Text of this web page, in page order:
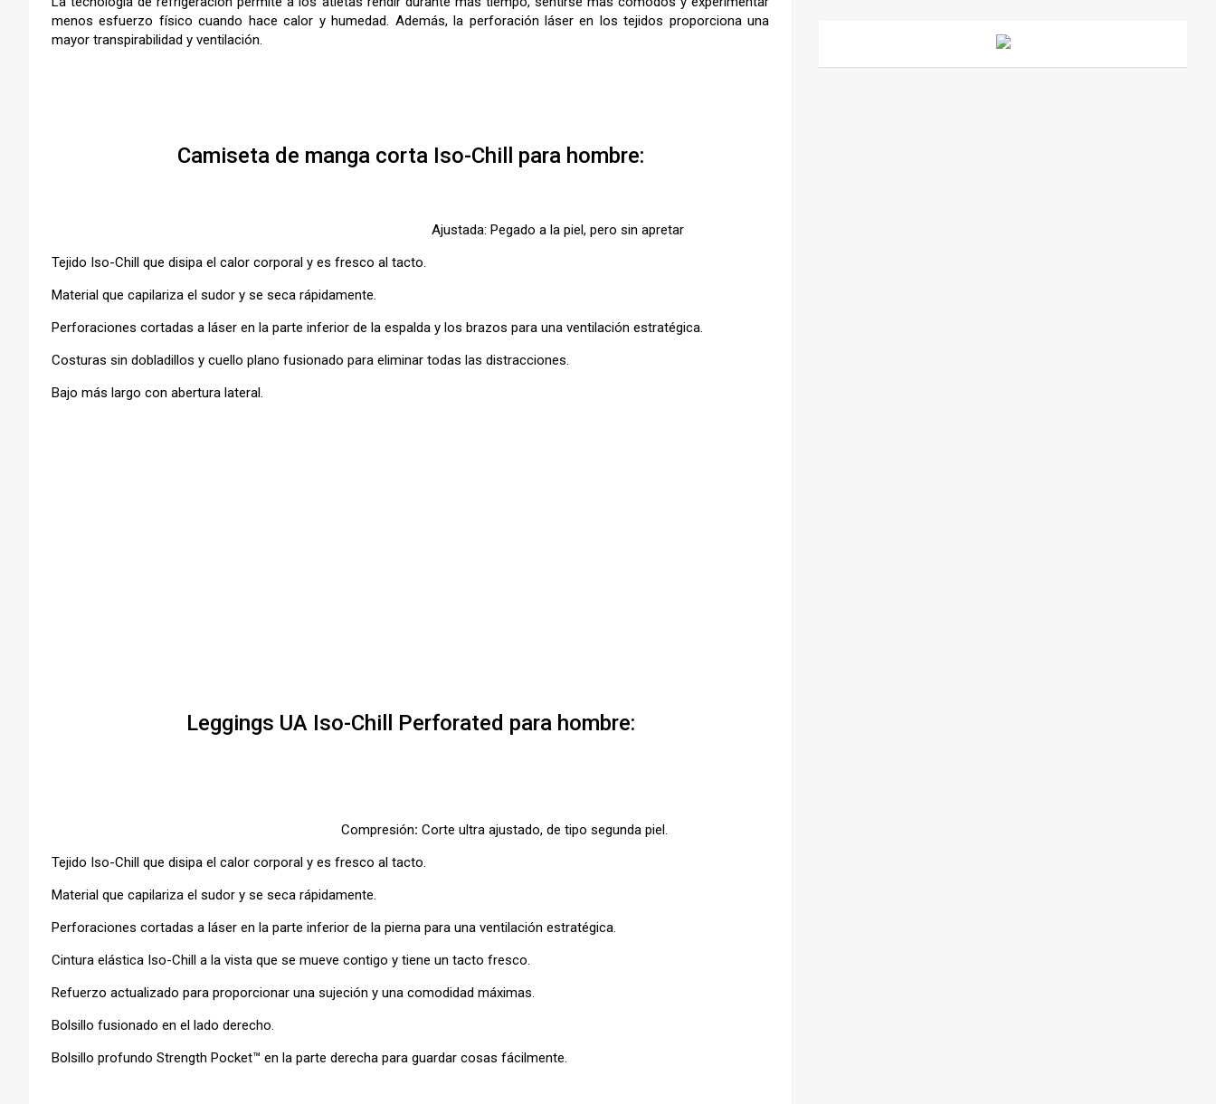
menos esfuerzo físico cuando hace calor y humedad. Además, la perforación láser en los tejidos proporciona una
mayor transpirabilidad y ventilación.
Camiseta de manga corta Iso-Chill para hombre:
Ajustada: Pegado a la piel, pero sin apretar
Tejido Iso-Chill que disipa el calor corporal y es fresco al tacto.
Material que capilariza el sudor y se seca rápidamente.
Perforaciones cortadas a láser en la parte inferior de la espalda y los brazos para una ventilación estratégica.
Costuras sin dobladillos y cuello plano fusionado para eliminar todas las distracciones.
Bajo más largo con abertura lateral.
Leggings UA Iso-Chill Perforated para hombre:
Compresión: Corte ultra ajustado, de tipo segunda piel.
Tejido Iso-Chill que disipa el calor corporal y es fresco al tacto.
Material que capilariza el sudor y se seca rápidamente.
Perforaciones cortadas a láser en la parte inferior de la pierna para una ventilación estratégica.
Cintura elástica Iso-Chill a la vista que se mueve contigo y tiene un tacto fresco.
Refuerzo actualizado para proporcionar una sujeción y una comodidad máximas.
Bolsillo fusionado en el lado derecho.
Bolsillo profundo Strength Pocket™ en la parte derecha para guardar cosas fácilmente.